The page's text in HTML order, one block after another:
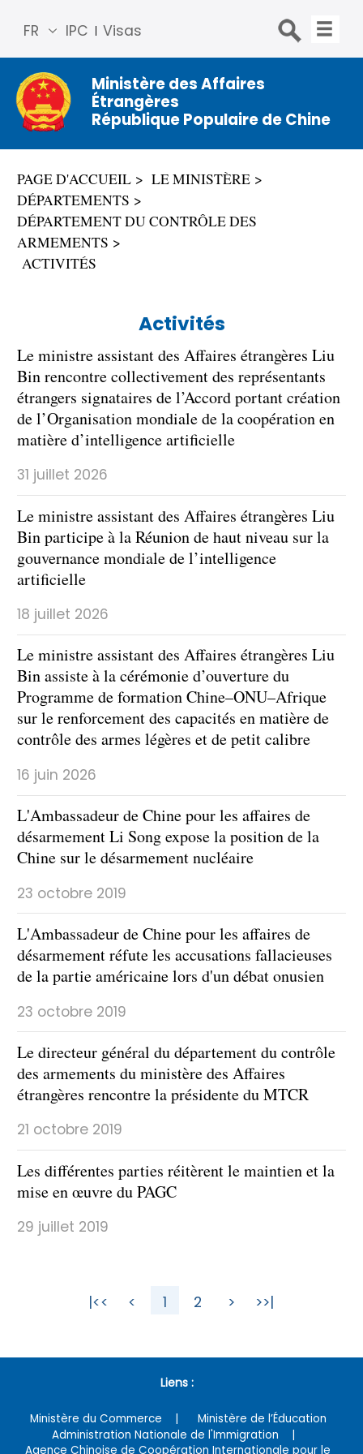
IPC Visas
FR
简体
中文
Engli
sh
Русс
Espa
ñol
عربي
Ministère des Affaires
Étrangères
République Populaire de Chine
PAGE D'ACCUEIL
LE MINISTÈRE
DÉPARTEMENTS
DÉPARTEMENT DU CONTRÔLE DES
ARMEMENTS
ACTIVITÉS
Activités
Le ministre assistant des Affaires étrangères Liu
Bin rencontre collectivement des représentants
étrangers signataires de l’Accord portant création
de l’Organisation mondiale de la coopération en
matière d’intelligence artificielle
31 juillet 2026
Le ministre assistant des Affaires étrangères Liu
Bin participe à la Réunion de haut niveau sur la
gouvernance mondiale de l’intelligence
artificielle
18 juillet 2026
Le ministre assistant des Affaires étrangères Liu
Bin assiste à la cérémonie d’ouverture du
Programme de formation Chine–ONU–Afrique
sur le renforcement des capacités en matière de
contrôle des armes légères et de petit calibre
16 juin 2026
L'Ambassadeur de Chine pour les affaires de
désarmement Li Song expose la position de la
Chine sur le désarmement nucléaire
23 octobre 2019
L'Ambassadeur de Chine pour les affaires de
désarmement réfute les accusations fallacieuses
de la partie américaine lors d'un débat onusien
23 octobre 2019
Le directeur général du département du contrôle
des armements du ministère des Affaires
étrangères rencontre la présidente du MTCR
21 octobre 2019
Les différentes parties réitèrent le maintien et la
mise en œuvre du PAGC
29 juillet 2019
|<< < 1 2 > >>|
Liens :
Ministère du Commerce
Ministère de l’Éducation
Administration Nationale de l'Immigration
Agence Chinoise de Coopération Internationale pour le